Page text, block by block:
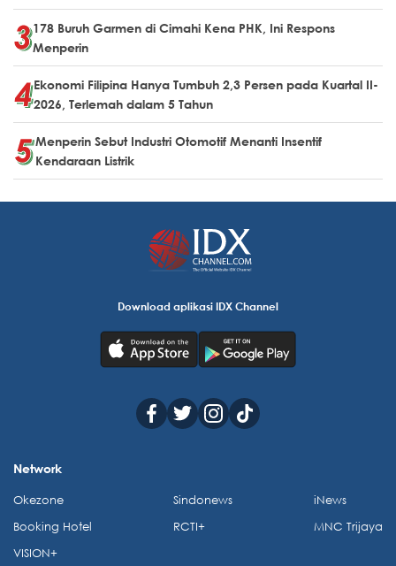
178 Buruh Garmen di Cimahi Kena PHK, Ini Respons
Menperin
Ekonomi Filipina Hanya Tumbuh 2,3 Persen pada Kuartal II-
2026, Terlemah dalam 5 Tahun
Menperin Sebut Industri Otomotif Menanti Insentif
Kendaraan Listrik
Download aplikasi IDX Channel
Network
Okezone
Booking Hotel
VISION+
Sindonews
RCTI+
iNews
MNC Trijaya